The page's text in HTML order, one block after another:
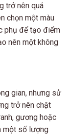
trở nên quá
chọn một màu
phụ để tạo điểm
nên một không
gian, nhưng sử
trở nên chật
gương hoặc
một số lượng